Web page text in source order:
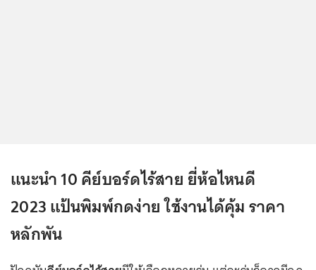
แนะนำ 10 คีย์บอร์ดไร้สาย ยี่ห้อไหนดี
2023 แป้นพิมพ์กดง่าย ใช้งานได้คุ้ม ราคา
หลักพัน